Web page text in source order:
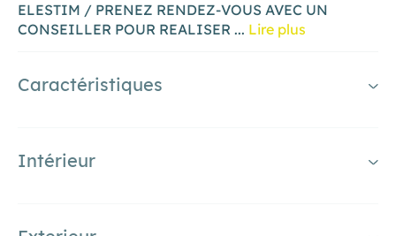
ELESTIM / PRENEZ RENDEZ-VOUS AVEC UN
CONSEILLER POUR REALISER ... Lire plus
Caractéristiques
Intérieur